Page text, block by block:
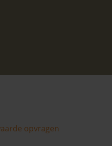
opvragen